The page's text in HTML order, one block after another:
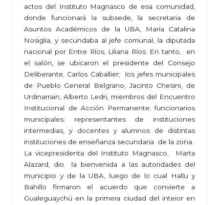
actos del Instituto Magnasco de esa comunidad,
donde funcionará la subsede, la secretaria de
Asuntos Académicos de la UBA, María Catalina
Nosiglia, y secundaba al jefe comunal, la diputada
nacional por Entre Ríos, Liliana Ríos. En tanto, en
el salón, se ubicaron el presidente del Consejo
Deliberante, Carlos Caballier; los jefes municipales
de Pueblo General Belgrano, Jacinto Chesini, de
Urdinarrain, Alberto Ledri, miembros del Encuentro
Institucional de Acción Permanente; funcionarios
municipales; representantes de instituciones
intermedias, y docentes y alumnos de distintas
instituciones de enseñanza secundaria de la zona.
La vicepresidenta del Instituto Magnasco, Marta
Alazard, dio la bienvenida a las autoridades del
municipio y de la UBA, luego de lo cual Hallu y
Bahillo firmaron el acuerdo que convierte a
Gualeguaychú en la primera ciudad del inteior en